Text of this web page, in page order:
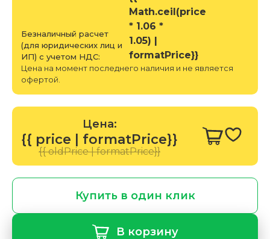
Безналичный расчет
(для юридических лиц и
ИП) с учетом НДС:
Math.ceil(price
* 1.06 *
1.05) |
formatPrice}}
Цена на момент последнего наличия и не является
офертой.
Цена:
{{ price | formatPrice}}
{{ oldPrice | formatPrice}}
Купить в один клик
В корзину